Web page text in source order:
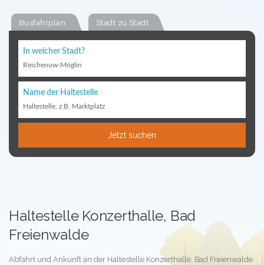
Busfahrplan Stadt zu Stadt
In welcher Stadt?
Reichenow-Möglin
Name der Haltestelle
Haltestelle, z.B. Marktplatz
Jetzt suchen
Haltestelle Konzerthalle, Bad
Freienwalde
Abfahrt und Ankunft an der Haltestelle Konzerthalle, Bad Freienwalde